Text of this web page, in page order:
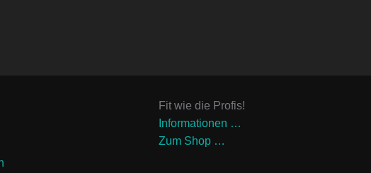
Fit wie die Profis!
Informationen …
Zum Shop …